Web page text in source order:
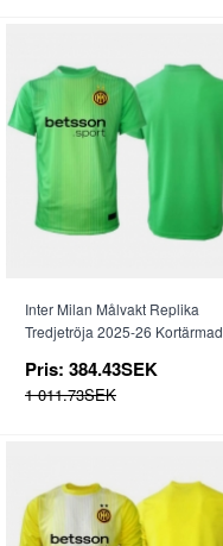
Inter Milan Målvakt Replika
Tredjetröja 2025-26 Kortärmad
Pris: 384.43SEK
1 011.73SEK